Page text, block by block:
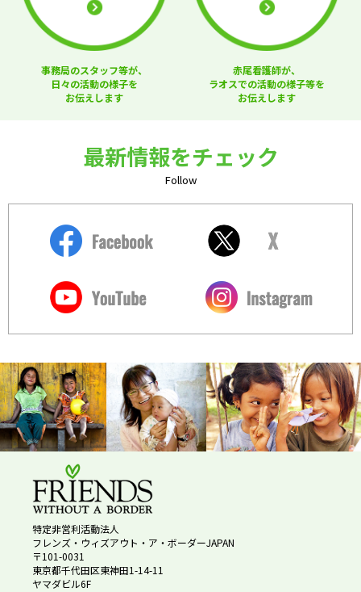
事務局のスタッフ等が、
日々の活動の様子を
お伝えします
赤尾看護師が、
ラオスでの活動の様子等を
お伝えします
最新情報をチェック
Follow
特定非営利活動法人
フレンズ・ウィズアウト・ア・ボーダーJAPAN
〒101-0031
東京都千代田区東神田1-14-11
ヤマダビル6F